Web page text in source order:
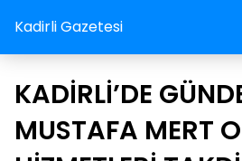
Kadirli Gazetesi
KADİRLİ’DE
MUSTAFA MERT